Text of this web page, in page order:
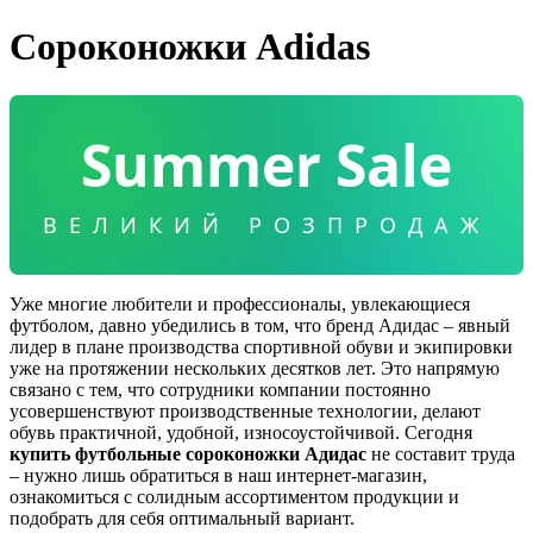
Сороконожки Adidas
Summer Sale
ВЕЛИКИЙ РОЗПРОДАЖ
Уже многие любители и профессионалы, увлекающиеся
футболом, давно убедились в том, что бренд Адидас – явный
лидер в плане производства спортивной обуви и экипировки
уже на протяжении нескольких десятков лет. Это напрямую
связано с тем, что сотрудники компании постоянно
усовершенствуют производственные технологии, делают
обувь практичной, удобной, износоустойчивой. Сегодня
купить футбольные сороконожки Адидас не составит труда
– нужно лишь обратиться в наш интернет-магазин,
ознакомиться с солидным ассортиментом продукции и
подобрать для себя оптимальный вариант.